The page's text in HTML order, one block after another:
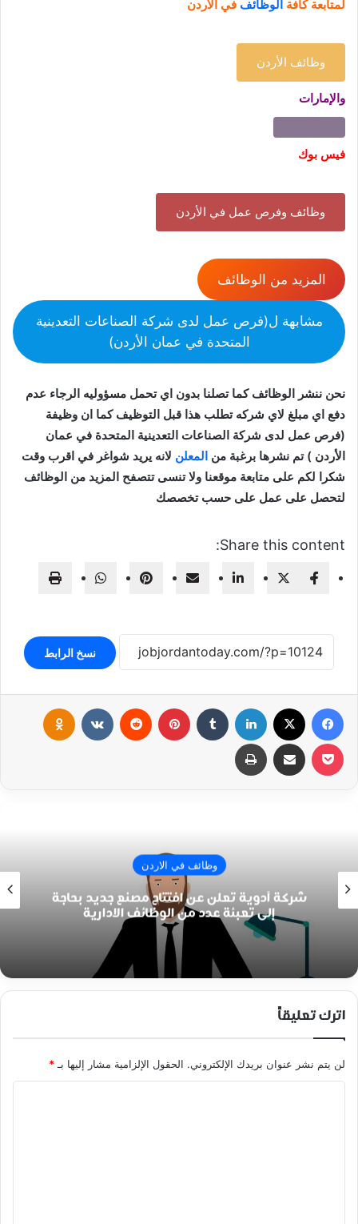
لمتابعة كافة الوظائف في الأردن
وظائف الأردن
والإمارات
فيس بوك
وظائف وفرص عمل في الأردن
المزيد من الوظائف
مشابهة ل(فرص عمل لدى شركة الصناعات التعدينية
المتحدة في عمان الأردن)
نحن ننشر الوظائف كما تصلنا بدون اي تحمل مسؤوليه الرجاء عدم
دفع اي مبلغ لاي شركه تطلب هذا قبل التوظيف كما ان وظيفة
(فرص عمل لدى شركة الصناعات التعدينية المتحدة في عمان
الأردن ) تم نشرها برغبة من المعلن لانه يريد شواغر في اقرب وقت
شكرا لكم على متابعة موقعنا ولا تنسى تتصفح المزيد من الوظائف
لتحصل على عمل على حسب تخصصك
Share this content:
نسخ الرابط
فيسبوك لينكدإن بينتيريست
‫Pocket مشاركة عبر البريد طباعة
وظائف في الاردن
شركة أدوية تعلن عن افتتاح مصنع جديد بحاجة
إلى تعبئة عدد من الوظائف الادارية
اترك تعليقاً
لن يتم نشر عنوان بريدك الإلكتروني. الحقول الإلزامية مشار إليها بـ *